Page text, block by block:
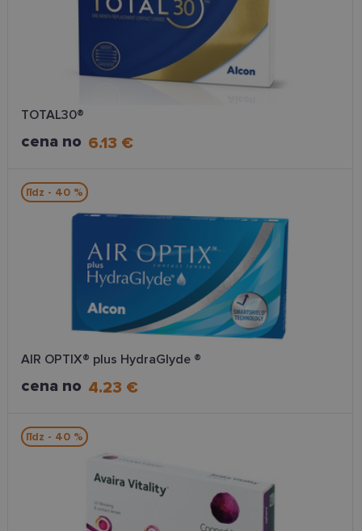
TOTAL30®
cena no 6.13 €
līdz - 40 %
AIR OPTIX® plus HydraGlyde ®
cena no 4.23 €
līdz - 40 %